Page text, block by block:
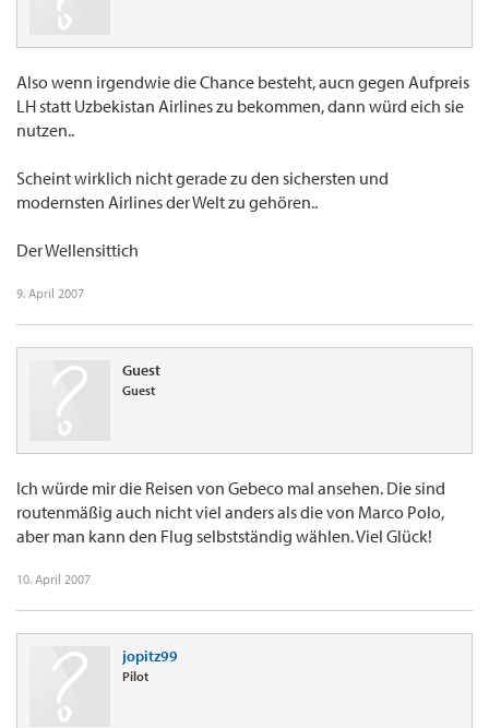
Also wenn irgendwie die Chance besteht, aucn gegen Aufpreis
LH statt Uzbekistan Airlines zu bekommen, dann würd eich sie
nutzen..
Scheint wirklich nicht gerade zu den sichersten und
modernsten Airlines der Welt zu gehören..
Der Wellensittich
9. April 2007
Guest
Guest
Ich würde mir die Reisen von Gebeco mal ansehen. Die sind
routenmäßig auch nicht viel anders als die von Marco Polo,
aber man kann den Flug selbstständig wählen. Viel Glück!
10. April 2007
jopitz99
Pilot